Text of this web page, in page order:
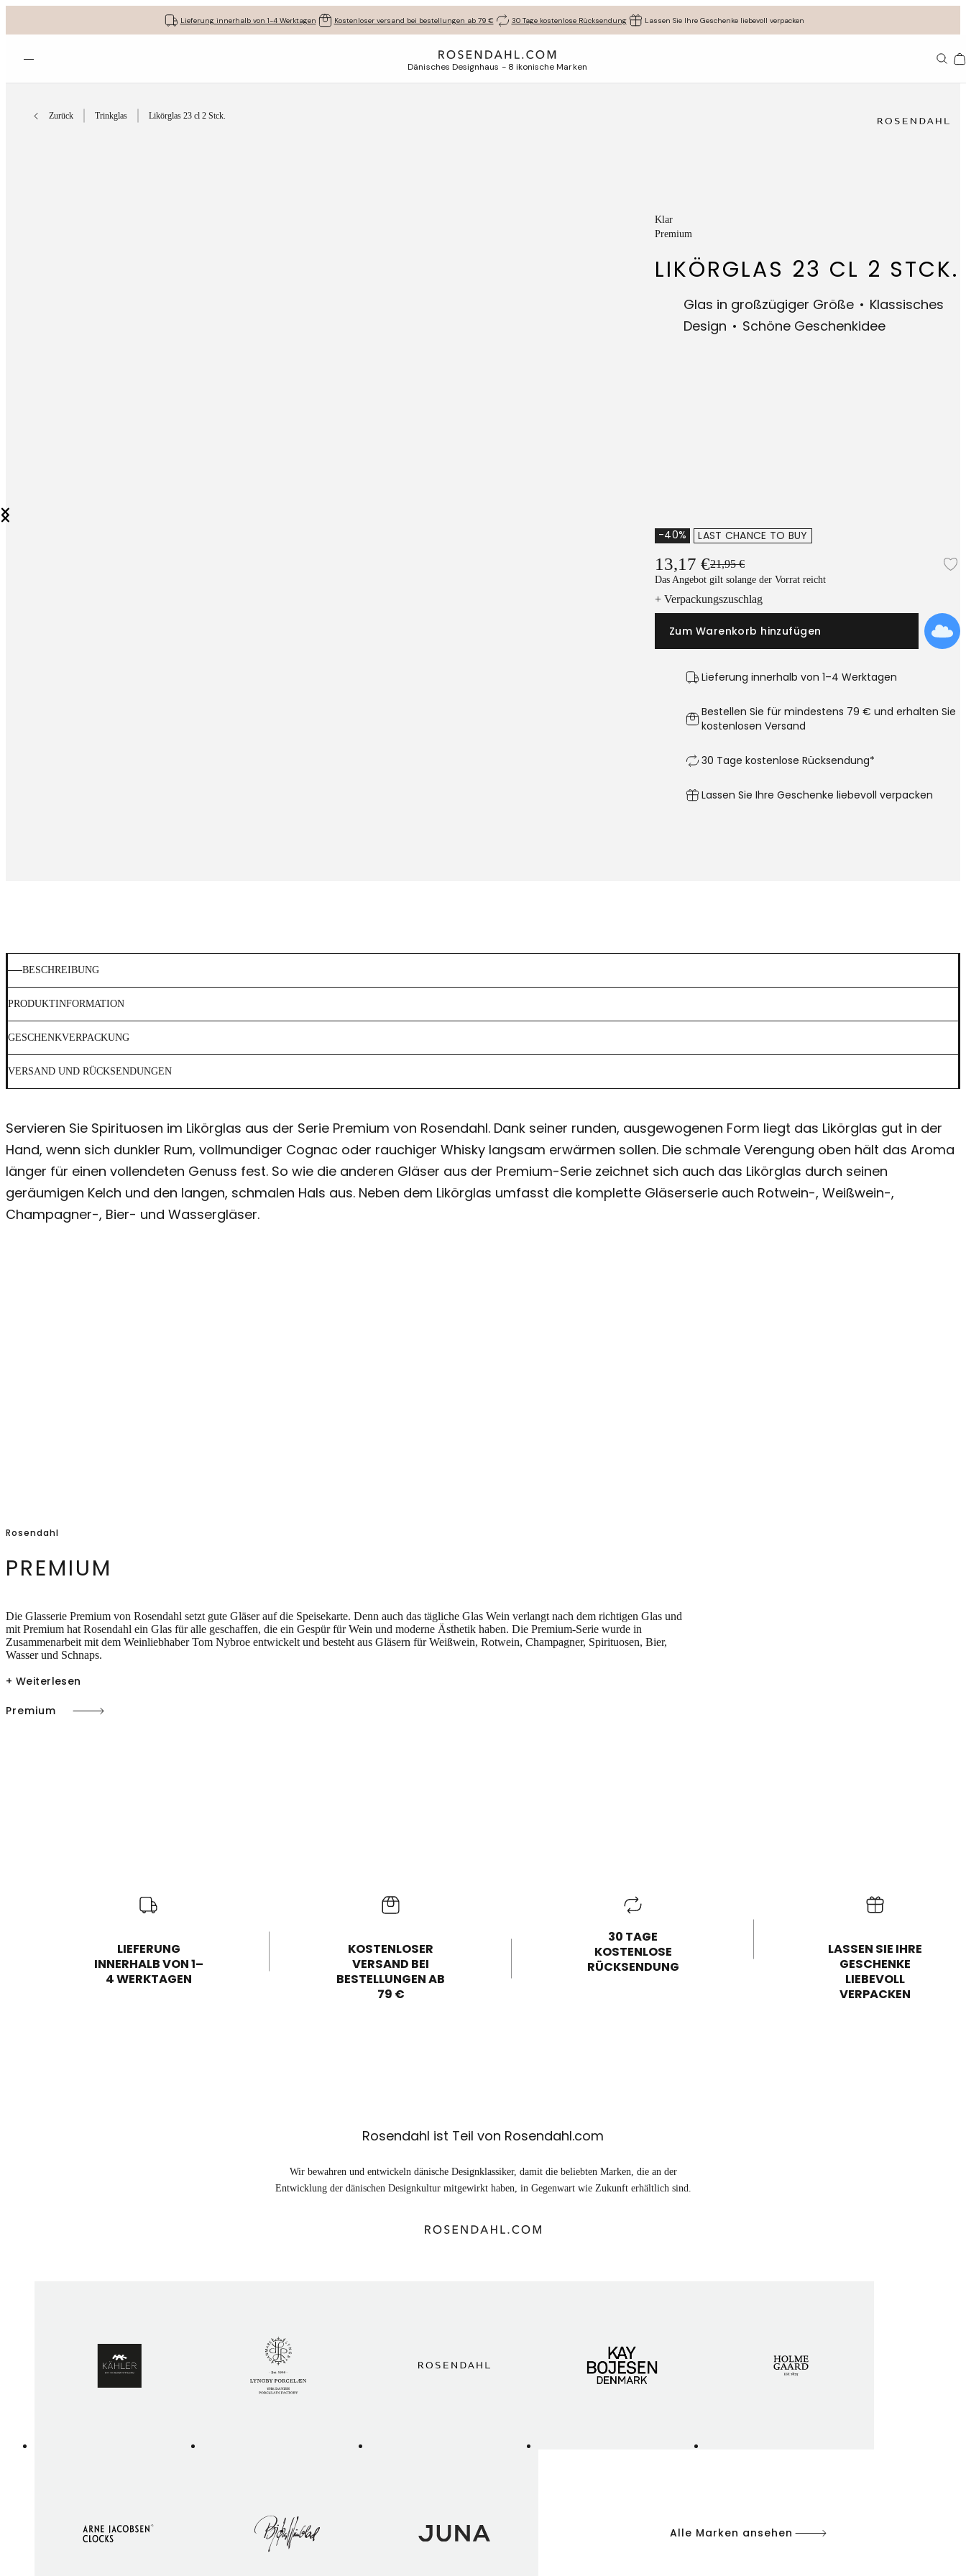
Lieferung innerhalb von 1-4 Werktagen Kostenloser versand bei bestellungen ab 79 € 30 Tage kostenlose Rücksendung Lassen Sie Ihre Geschenke liebevoll verpacken
Menü öffnen Dänisches Designhaus - 8 ikonische Marken
Zurück Trinkglas Likörglas 23 cl 2 Stck.
Klar
Premium
LIKÖRGLAS 23 CL 2 STCK.
Glas in großzügiger Größe
Klassisches
Design
Schöne Geschenkidee
-40% LAST CHANCE TO BUY
13,17 €21,95 €
Das Angebot gilt solange der Vorrat reicht
+ Verpackungszuschlag
Zum Warenkorb hinzufügen
Lieferung innerhalb von 1–4 Werktagen
Bestellen Sie für mindestens 79 € und erhalten Sie
kostenlosen Versand
30 Tage kostenlose Rücksendung*
Lassen Sie Ihre Geschenke liebevoll verpacken
BESCHREIBUNG
PRODUKTINFORMATION
GESCHENKVERPACKUNG
VERSAND UND RÜCKSENDUNGEN
Servieren Sie Spirituosen im Likörglas aus der Serie Premium von Rosendahl. Dank seiner runden, ausgewogenen Form liegt das Likörglas gut in der
Hand, wenn sich dunkler Rum, vollmundiger Cognac oder rauchiger Whisky langsam erwärmen sollen. Die schmale Verengung oben hält das Aroma
länger für einen vollendeten Genuss fest. So wie die anderen Gläser aus der Premium-Serie zeichnet sich auch das Likörglas durch seinen
geräumigen Kelch und den langen, schmalen Hals aus. Neben dem Likörglas umfasst die komplette Gläserserie auch Rotwein-, Weißwein-,
Champagner-, Bier- und Wassergläser.
Rosendahl
PREMIUM
Die Glasserie Premium von Rosendahl setzt gute Gläser auf die Speisekarte. Denn auch das tägliche Glas Wein verlangt nach dem richtigen Glas und
mit Premium hat Rosendahl ein Glas für alle geschaffen, die ein Gespür für Wein und moderne Ästhetik haben. Die Premium-Serie wurde in
Zusammenarbeit mit dem Weinliebhaber Tom Nybroe entwickelt und besteht aus Gläsern für Weißwein, Rotwein, Champagner, Spirituosen, Bier,
Wasser und Schnaps.
+ Weiterlesen
Premium
LIEFERUNG
INNERHALB VON 1–
4 WERKTAGEN
KOSTENLOSER
VERSAND BEI
BESTELLUNGEN AB
79 €
30 TAGE
KOSTENLOSE
RÜCKSENDUNG
LASSEN SIE IHRE
GESCHENKE
LIEBEVOLL
VERPACKEN
Rosendahl ist Teil von Rosendahl.com
Wir bewahren und entwickeln dänische Designklassiker, damit die beliebten Marken, die an der
Entwicklung der dänischen Designkultur mitgewirkt haben, in Gegenwart wie Zukunft erhältlich sind.
Alle Marken ansehen